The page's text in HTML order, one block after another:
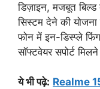
डिज़ाइन, मजबूत
सिस्टम देने की योजना
फोन में इन-डिस्प्ले
सॉफ्टवेयर सपोर्ट
ये भी पढ़े: Realme